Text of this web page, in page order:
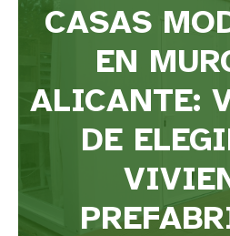
CASAS
EN
ALICANTE:
DE